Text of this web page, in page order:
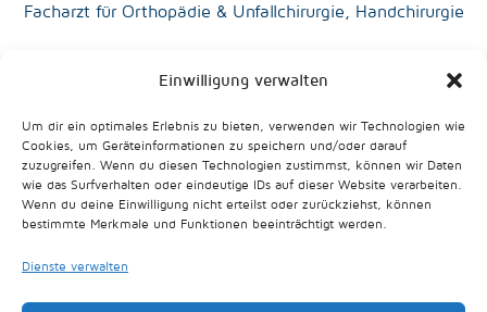
Einwilligung verwalten
Um dir ein optimales Erlebnis zu bieten, verwenden wir Technologien wie
Cookies, um Geräteinformationen zu speichern und/oder darauf
zuzugreifen. Wenn du diesen Technologien zustimmst, können wir Daten
wie das Surfverhalten oder eindeutige IDs auf dieser Website verarbeiten.
Wenn du deine Einwilligung nicht erteilst oder zurückziehst, können
bestimmte Merkmale und Funktionen beeinträchtigt werden.
Dienste verwalten
Facharzt für Orthopädie & Unfallchirurgie, Handchirurgie
Dr. med. Susanne Drake
Fachärztin für Orthopädie & Unfallchirurgie, Handchirurgie
Ausgezeichnet mit dem Expertenzertifikat der deutschen Gesellschaft für
Handchirurgie